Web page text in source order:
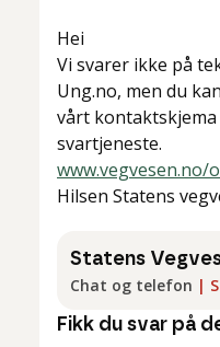
Hei
Vi svarer ikke på
Ung.no, men du
vårt
svartjeneste.
Hilsen Statens
Statens
Chat og telefon |
Fikk du svar på